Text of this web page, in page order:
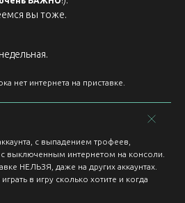
вы тоже.
нет интернета на приставке.
с выпадением трофеев,
выключенным интернетом на консоли.
НЕЛЬЗЯ, даже на других аккаунтах.
в игру сколько хотите и когда